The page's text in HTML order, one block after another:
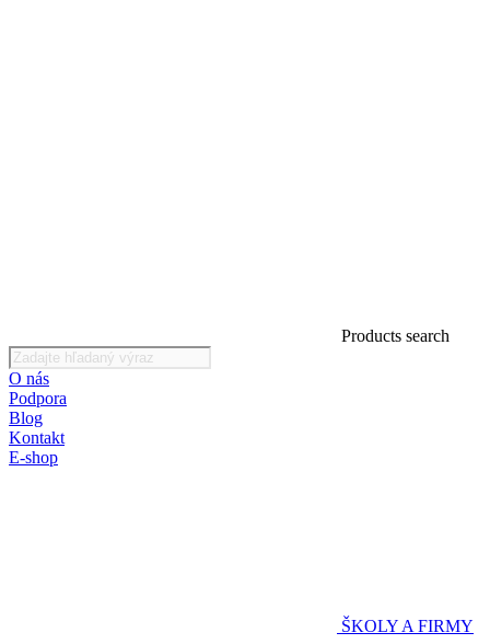
Products search
O nás
Podpora
Blog
Kontakt
E-shop
ŠKOLY A FIRMY